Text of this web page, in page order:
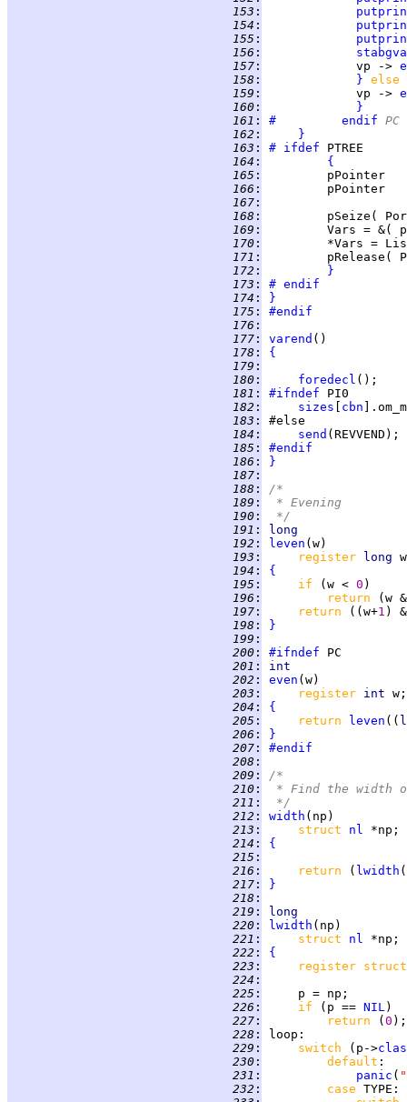
153 :
154 :
155 :
156 :
157 :
             vp ->
158 : } else
159 :
             vp ->
160 :
}
161 : #		endif PC
162 :
}
163 : #	ifdef
164 :
{
165 :
166 :
pPointer
167 :
168 :
169 :
170 :
171 :
172 :
}
173 :
#	endif
174 :
}
175 :
#endif
176 :
177 : varend
178 :
{
179 :
180 : foredecl
181 : #ifndef
182 : sizes cbn
183 :
184 : send
185 :
#endif
186 :
}
187 :
188 :
/*
189 :
* Evening
190 :
*/
191 :
long
192 : leven
193 : register
long
194 :
{
195 : if (w < 0
196 : return
(w
197 : return ((w+1 )
198 :
}
199 :
200 : #ifndef
201 :
int
202 : even
203 : register int
204 :
{
205 : return leven ((
206 :
}
207 :
#endif
208 :
209 :
/*
210 :
* Find the width
211 :
*/
212 : width
213 : struct nl
214 :
{
215 :
216 : return ( lwidth
217 :
}
218 :
219 :
long
220 : lwidth
221 : struct nl
222 :
{
223 :
register
224 :
225 :
226 : if (p == NIL
227 : return ( 0
228 : loop
229 : switch (p->
230 : default
231 : panic (
232 : case TYPE